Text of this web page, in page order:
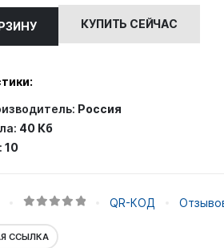
составляла
600.00 ₽.
300.00 ₽.
КУПИТЬ СЕЙЧАС
Россия
40 Кб
10
QR-КОД
ССЫЛКА